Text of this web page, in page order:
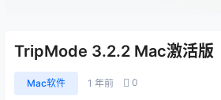
TripMode 3.2.2 Mac激活版
Mac软件 1 年前 0